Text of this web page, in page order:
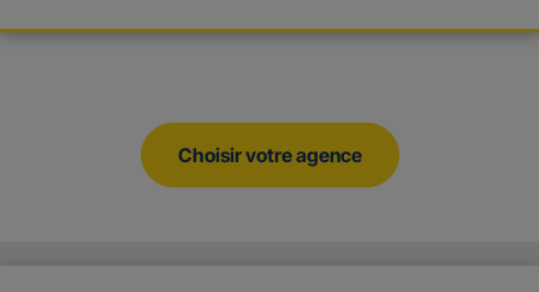
Choisir votre agence